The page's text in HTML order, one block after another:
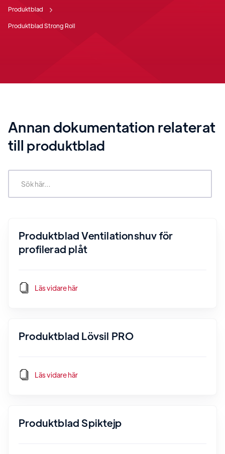
Produktblad
Produktblad Strong Roll
Annan dokumentation relaterat
till produktblad
Produktblad Ventilationshuv för
profilerad plåt
Läs vidare här
Produktblad Lövsil PRO
Läs vidare här
Produktblad Spiktejp